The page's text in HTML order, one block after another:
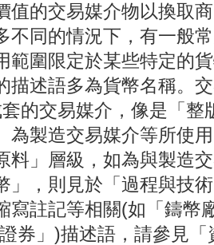
值的交易媒介物以換取
不同的情況下，有一般
範圍限定於某些特定的
描述語多為貨幣名稱。
的交易媒介，像是「
為製造交易媒介等所使
料」層級，如為與製造
」，則見於「過程與技
寫註記等相關(如「鑄幣
券」)描述語，請參見